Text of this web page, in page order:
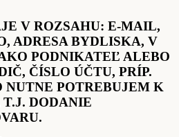
V ROZSAHU: E-MAIL,
ADRESA BYDLISKA, V
PODNIKATEĽ ALEBO
ČÍSLO ÚČTU, PRÍP.
NUTNE POTREBUJEM K
DODANIE